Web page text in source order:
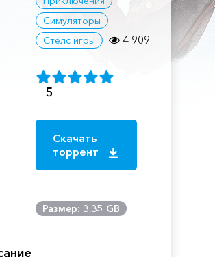
Симуляторы
Стелс игры
4 909
5
Скачать
торрент
Размер: 3.35 GB